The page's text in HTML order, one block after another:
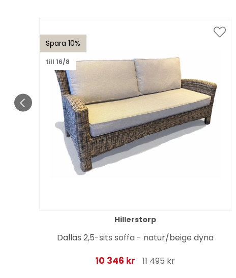
Spara 10%
till 16/8
Hillerstorp
Dallas 2,5-sits soffa - natur/beige dyna
10 346 kr 11 495 kr